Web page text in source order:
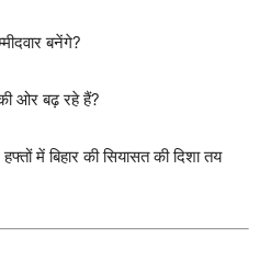
बनेंगे?
ओर बढ़ रहे हैं?
में बिहार की सियासत की दिशा तय